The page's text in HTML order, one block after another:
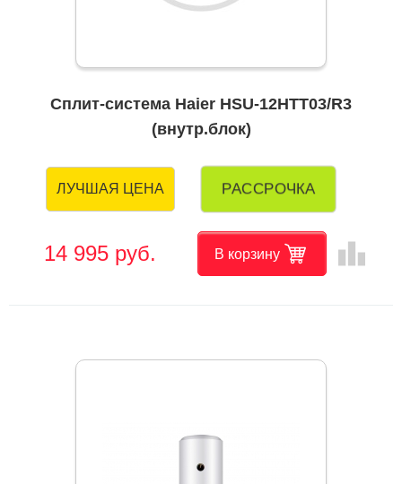
Сплит-система Haier HSU-12HTT03/R3
(внутр.блок)
ЛУЧШАЯ ЦЕНА РАССРОЧКА
14 995 руб. В корзину leaderboard